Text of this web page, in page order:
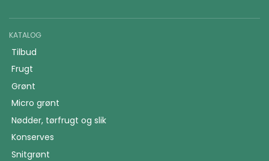
KATALOG
Tilbud
Frugt
Grønt
Micro grønt
Nødder, tørfrugt og slik
Konserves
Snitgrønt